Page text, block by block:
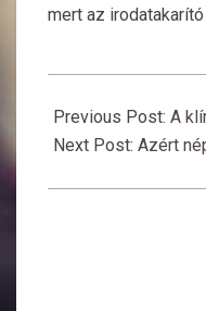
mert az
03-
08
Previous Post: A
Next Post: Azért